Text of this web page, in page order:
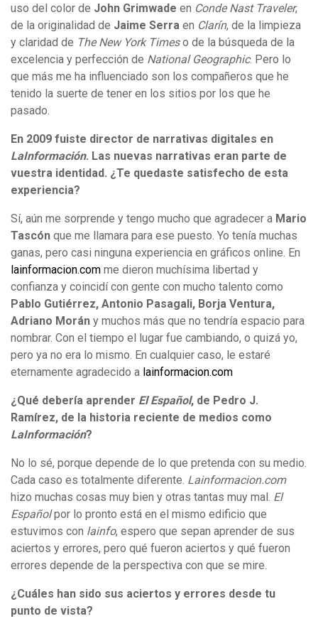
uso del color de John Grimwade en Conde Nast Traveler,
de la originalidad de Jaime Serra en Clarín, de la limpieza
y claridad de The New York Timeso de la búsqueda de la
excelencia y perfección de National Geographic. Pero lo
que más me ha influenciado son los compañeros que he
tenido la suerte de tener en los sitios por los que he
pasado.
En 2009 fuiste director de narrativas digitales en
LaInformación. Las nuevas narrativas eran parte de
vuestra identidad. ¿Te quedaste satisfecho de esta
experiencia?
Sí, aún me sorprende y tengo mucho que agradecer a Mario
Tascón que me llamara para ese puesto. Yo tenía muchas
ganas, pero casi ninguna experiencia en gráficos online. En
lainformacion.com me dieron muchísima libertad y
confianza y coincidí con gente con mucho talento como
Pablo Gutiérrez, Antonio Pasagali, Borja Ventura,
Adriano Morán y muchos más que no tendría espacio para
nombrar. Con el tiempo el lugar fue cambiando, o quizá yo,
pero ya no era lo mismo. En cualquier caso, le estaré
eternamente agradecido a lainformacion.com
¿Qué debería aprender El Español, de Pedro J.
Ramírez, de la historia reciente de medios como
LaInformación?
No lo sé, porque depende de lo que pretenda con su medio.
Cada caso es totalmente diferente. Lainformacion.com
hizo muchas cosas muy bien y otras tantas muy mal. El
Españolpor lo pronto está en el mismo edificio que
estuvimos con lainfo, espero que sepan aprender de sus
aciertos y errores, pero qué fueron aciertos y qué fueron
errores depende de la perspectiva con que se mire.
¿Cuáles han sido sus aciertos y errores desde tu
punto de vista?